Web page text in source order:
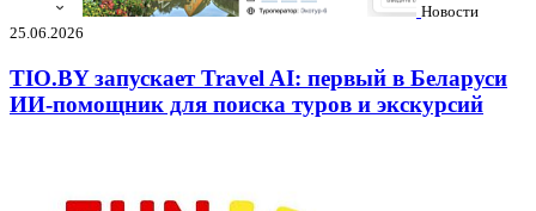
Новости
25.06.2026
TIO.BY запускает Travel AI: первый в Беларуси
ИИ-помощник для поиска туров и экскурсий